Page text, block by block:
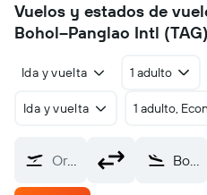
Vuelos y estados de
Bohol–Panglao Intl (TAG)
Ida y vuelta 1 adulto
Ida y vuelta 1 adulto,
Origen Bohol–Panglao Intl (TAG)